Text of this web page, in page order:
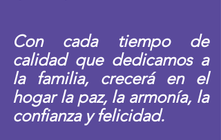
Con cada tiempo de
calidad que dedicamos a
la familia, crecerá en el
hogar la paz, la armonía, la
confianza y felicidad.